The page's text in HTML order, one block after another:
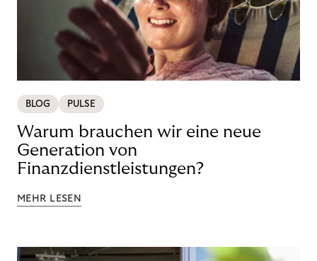
BLOG PULSE
Warum brauchen wir eine neue
Generation von
Finanzdienstleistungen?
MEHR LESEN